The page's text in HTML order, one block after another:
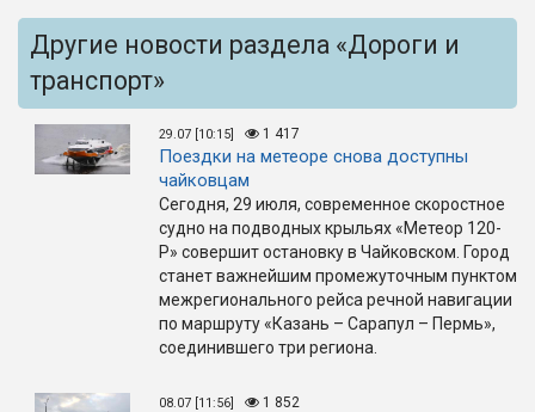
Другие новости раздела «Дороги и
транспорт»
29.07 [10:15] 1 417
Поездки на метеоре снова доступны
чайковцам
Сегодня, 29 июля, современное скоростное
судно на подводных крыльях «Метеор 120-
Р» совершит остановку в Чайковском. Город
станет важнейшим промежуточным пунктом
межрегионального рейса речной навигации
по маршруту «Казань – Сарапул – Пермь»,
соединившего три региона.
08.07 [11:56] 1 852